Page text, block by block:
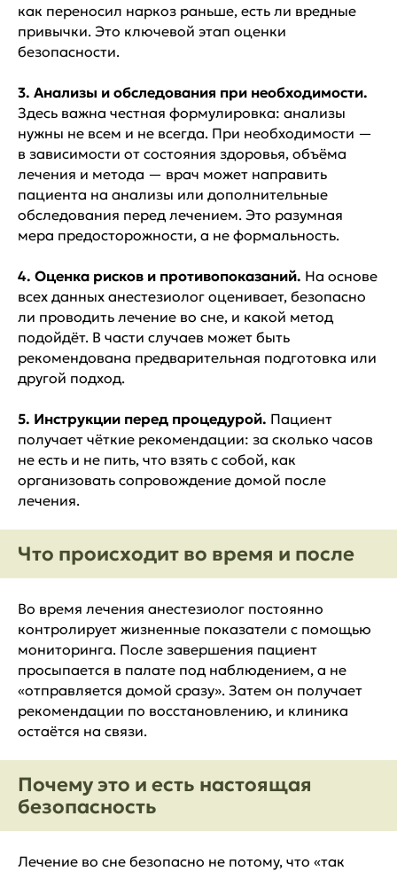
как переносил наркоз раньше, есть ли вредные
привычки. Это ключевой этап оценки
безопасности.
3. Анализы и обследования при необходимости.
Здесь важна честная формулировка: анализы
нужны не всем и не всегда. При необходимости —
в зависимости от состояния здоровья, объёма
лечения и метода — врач может направить
пациента на анализы или дополнительные
обследования перед лечением. Это разумная
мера предосторожности, а не формальность.
4. Оценка рисков и противопоказаний. На основе
всех данных анестезиолог оценивает, безопасно
ли проводить лечение во сне, и какой метод
подойдёт. В части случаев может быть
рекомендована предварительная подготовка или
другой подход.
5. Инструкции перед процедурой. Пациент
получает чёткие рекомендации: за сколько часов
не есть и не пить, что взять с собой, как
организовать сопровождение домой после
лечения.
Что происходит во время и после
Во время лечения анестезиолог постоянно
контролирует жизненные показатели с помощью
мониторинга. После завершения пациент
просыпается в палате под наблюдением, а не
«отправляется домой сразу». Затем он получает
рекомендации по восстановлению, и клиника
остаётся на связи.
Почему это и есть настоящая
безопасность
Лечение во сне безопасно не потому, что «так